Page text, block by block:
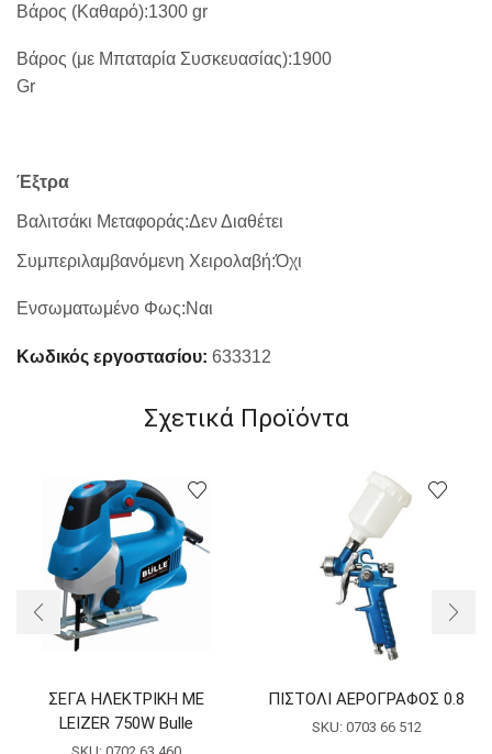
Βάρος (Καθαρό):1300 gr
Βάρος (με Μπαταρία Συσκευασίας):1900
Gr
Έξτρα
Βαλιτσάκι Μεταφοράς:Δεν Διαθέτει
Συμπεριλαμβανόμενη Χειρολαβή:Όχι
Ενσωματωμένο Φως:Ναι
Κωδικός εργοστασίου: 633312
Σχετικά Προϊόντα
ΣΕΓΑ ΗΛΕΚΤΡΙΚΗ ΜΕ
LEIZER 750W Bulle
ΠΙΣΤΟΛΙ ΑΕΡΟΓΡΑΦΟΣ 0.8
SKU: 0703 66 512